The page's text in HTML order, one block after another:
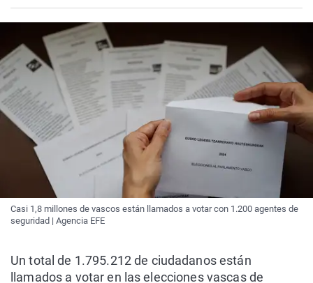
Casi 1,8 millones de vascos están llamados a votar con 1.200 agentes de
seguridad | Agencia EFE
Un total de 1.795.212 de ciudadanos están
llamados a votar en las elecciones vascas de